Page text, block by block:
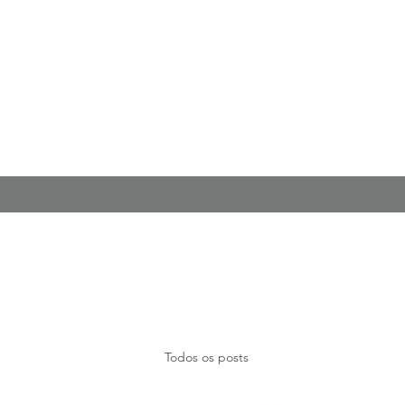
Todos os posts